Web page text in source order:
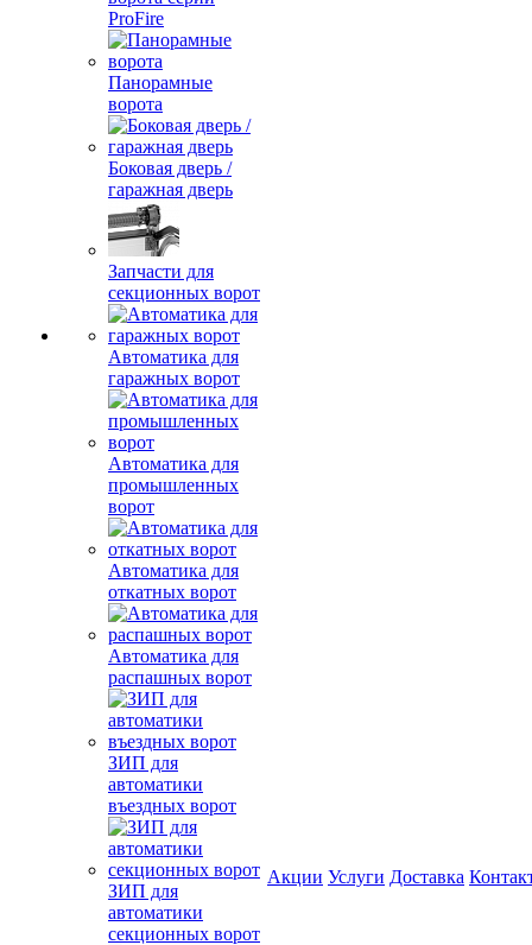
ProFire
Панорамные
ворота
Боковая дверь /
гаражная дверь
Запчасти для
секционных ворот
Автоматика для
гаражных ворот
Автоматика для
промышленных
ворот
Автоматика для
откатных ворот
Автоматика для
распашных ворот
ЗИП для
автоматики
въездных ворот
ЗИП для
автоматики
секционных ворот
Акции Услуги Доставка